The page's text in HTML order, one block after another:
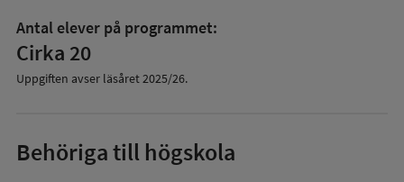
Antal elever på programmet:
Cirka 20
Uppgiften avser läsåret2025/26.
Behöriga till högskola